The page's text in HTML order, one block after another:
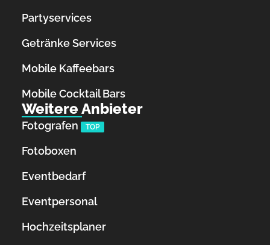
Partyservices
Getränke Services
Mobile Kaffeebars
Mobile Cocktail Bars
Weitere Anbieter
Fotografen TOP
Fotoboxen
Eventbedarf
Eventpersonal
Hochzeitsplaner